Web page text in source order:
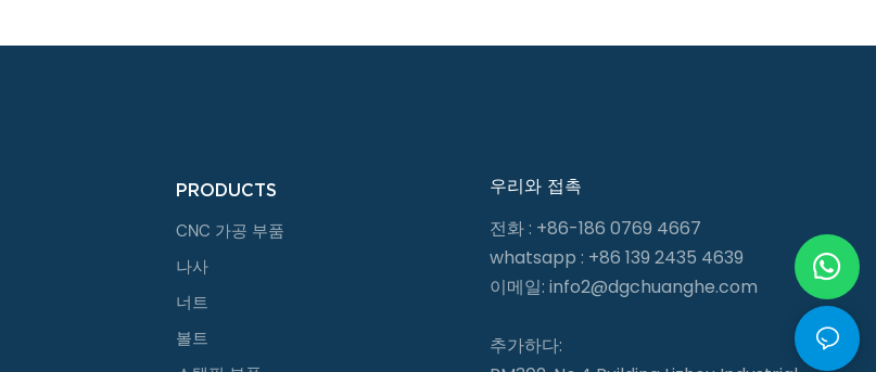
PRODUCTS
CNC 가공 부품
나사
너트
볼트
우리와 접촉
전화 : +86-186 0769 4667
whatsapp : +86 139 2435 4639
이메일: info2@dgchuanghe.com
추가하다: